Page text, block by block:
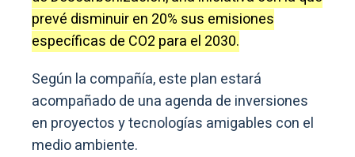
prevé disminuir en 20% sus emisiones
específicas de CO2 para el 2030.
Según la compañía, este plan estará
acompañado de una agenda de inversiones
en proyectos y tecnologías amigables con el
medio ambiente.